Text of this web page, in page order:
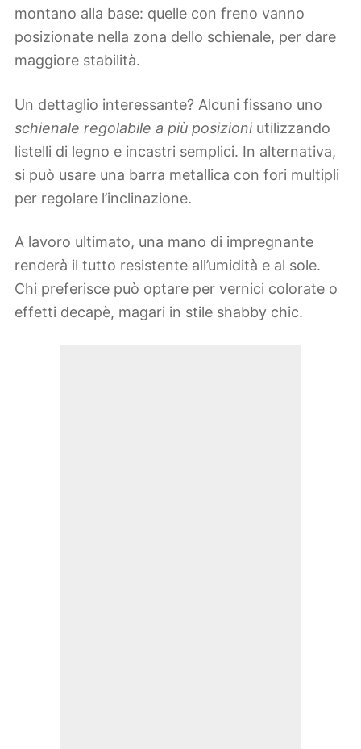
montano alla base: quelle con freno vanno
posizionate nella zona dello schienale, per dare
maggiore stabilità.
Un dettaglio interessante? Alcuni fissano uno
schienale regolabile a più posizioniutilizzando
listelli di legno e incastri semplici. In alternativa,
si può usare una barra metallica con fori multipli
per regolare l’inclinazione.
A lavoro ultimato, una mano di impregnante
renderà il tutto resistente all’umidità e al sole.
Chi preferisce può optare per vernici colorate o
effetti decapè, magari in stile shabby chic.